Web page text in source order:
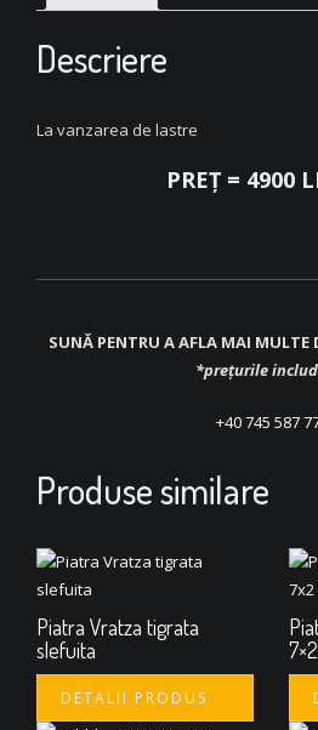
Descriere
La vanzarea de lastre
PREȚ = 4900
SUNĂ PENTRU A AFLA MAI MULTE
*prețurile includ
+40 745 587
Produse similare
Piatra Vratza tigrata
slefuita
DETALII PRODUS